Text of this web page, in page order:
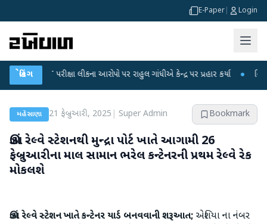
E-Paper Login
બ્રેકિંગ
NET પરીક્ષા લીકના આરોપો પર રાહુલ ગાંધીએ કેન્દ્ર પર પ્રહાર કર્યા ● હિંમતનગરમાં
મહેસાણા 21 ફેબ્રુઆરી, 2025 Super Admin Bookmark
ઊંઝા રેલ્વે સ્ટેશનથી મુન્દ્રા પોર્ટ ખાતે આગામી 26
ફેબ્રુઆરીના માલ સામાન ભરેલ કન્ટેનરની પ્રથમ રેલ્વે રેક
મોકલશે
ઊંઝા રેલ્વે સ્ટેશન ખાતે કન્ટેનર યાર્ડ બનવવાની શરૂઆત; એશિયા ના નંબર